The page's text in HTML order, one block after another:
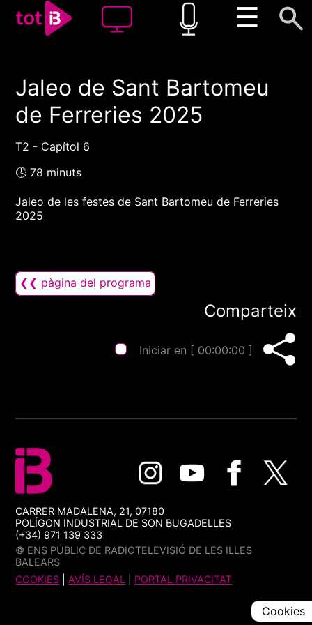
☰
00:00 00:00
1x
Jaleo de Sant Bartomeu
de Ferreries 2025
T2 - Capítol 6
🕓 78 minuts
Jaleo de les festes de Sant Bartomeu de Ferreries
2025
❮❮ pàgina del programa
Comparteix
Iniciar en [ 00:00:00 ]
CARRER MADALENA, 21, 07180
POLÍGON INDUSTRIAL DE SON BUGADELLES
(+34) 971 139 333
© ENS PÚBLIC DE RADIOTELEVISIÓ DE LES ILLES
BALEARS
COOKIES |AVÍS LEGAL PORTAL PRIVACITAT
Cookies